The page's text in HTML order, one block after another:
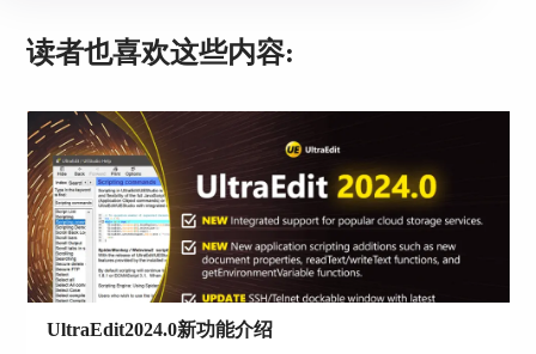
编辑器里的ASCII码
选择在UE编辑器中使用ASCII码的好处可不少呢
使用ASCII码
读者也喜欢这些内容:
UltraEdit2024.0新功能介绍